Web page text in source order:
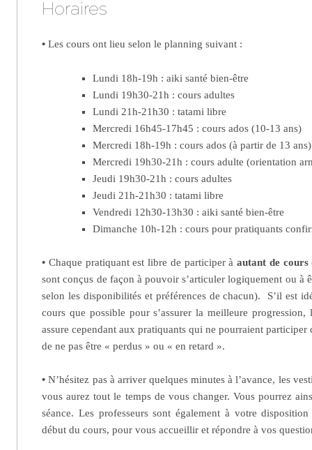
Horaires
•Les cours ont lieu selon le planning suivant :
Lundi 18h-19h : aiki santé bien-être
Lundi 19h30-21h : cours adultes
Lundi 21h-21h30 : tatami libre
Mercredi 16h45-17h45 : cours ados (10-13 ans)
Mercredi 18h-19h : cours ados (à partir de 13 ans)
Mercredi 19h30-21h : cours adulte (orientation
Jeudi 19h30-21h : cours adultes
Jeudi 21h-21h30 : tatami libre
Vendredi 12h30-13h30 : aiki santé bien-être
Dimanche 10h-12h : cours pour pratiquants
• Chaque pratiquant est libre de participer àautant de cours
sont conçus de façon à pouvoir s’articuler logiquement ou à
selon les disponibilités et préférences de chacun). S’il est
cours que possible pour s’assurer la meilleure progression,
assure cependant aux pratiquants qui ne pourraient participer
de ne pas être « perdus » ou « en retard ».
•N’hésitez pas à arriver quelques minutes à l’avance, les
vous aurez tout le temps de vous changer. Vous pourrez
séance. Les professeurs sont également à votre
début du cours, pour vous accueillir et répondre à vos